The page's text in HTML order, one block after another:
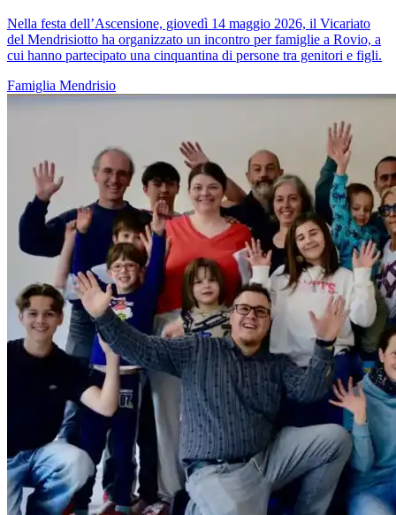
Nella festa dell’Ascensione, giovedì 14 maggio 2026, il Vicariato
del Mendrisiotto ha organizzato un incontro per famiglie a Rovio, a
cui hanno partecipato una cinquantina di persone tra genitori e figli.
Famiglia Mendrisio